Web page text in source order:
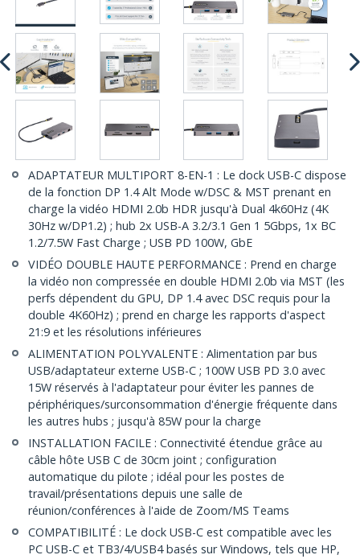
ADAPTATEUR MULTIPORT 8-EN-1 : Le dock USB-C dispose
de la fonction DP 1.4 Alt Mode w/DSC & MST prenant en
charge la vidéo HDMI 2.0b HDR jusqu'à Dual 4k60Hz (4K
30Hz w/DP1.2) ; hub 2x USB-A 3.2/3.1 Gen 1 5Gbps, 1x BC
1.2/7.5W Fast Charge ; USB PD 100W, GbE
VIDÉO DOUBLE HAUTE PERFORMANCE : Prend en charge
la vidéo non compressée en double HDMI 2.0b via MST (les
perfs dépendent du GPU, DP 1.4 avec DSC requis pour la
double 4K60Hz) ; prend en charge les rapports d'aspect
21:9 et les résolutions inférieures
ALIMENTATION POLYVALENTE : Alimentation par bus
USB/adaptateur externe USB-C ; 100W USB PD 3.0 avec
15W réservés à l'adaptateur pour éviter les pannes de
périphériques/surconsommation d'énergie fréquente dans
les autres hubs ; jusqu'à 85W pour la charge
INSTALLATION FACILE : Connectivité étendue grâce au
câble hôte USB C de 30cm joint ; configuration
automatique du pilote ; idéal pour les postes de
travail/présentations depuis une salle de
réunion/conférences à l'aide de Zoom/MS Teams
COMPATIBILITÉ : Le dock USB-C est compatible avec les
PC USB-C et TB3/4/USB4 basés sur Windows, tels que HP,